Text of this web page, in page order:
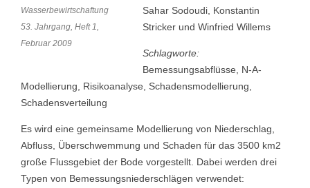
Wasserbewirtschaftung
53. Jahrgang, Heft 1,
Februar 2009
Sahar Sodoudi, Konstantin
Stricker und Winfried Willems
Schlagworte:
Bemessungsabflüsse, N-A-
Modellierung, Risikoanalyse, Schadensmodellierung,
Schadensverteilung
Es wird eine gemeinsame Modellierung von Niederschlag,
Abfluss, Überschwemmung und Schaden für das 3500 km2
große Flussgebiet der Bode vorgestellt. Dabei werden drei
Typen von Bemessungsniederschlägen verwendet: